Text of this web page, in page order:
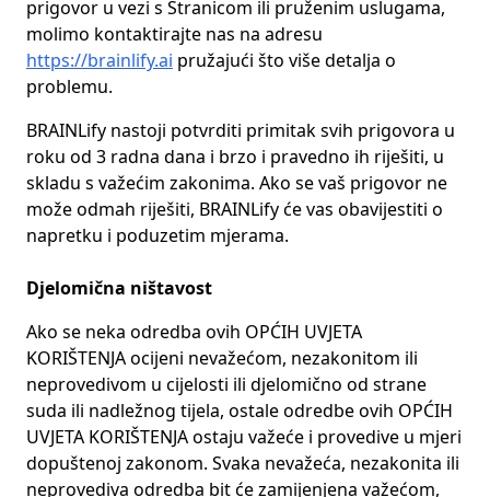
prigovor u vezi s Stranicom ili pruženim uslugama,
molimo kontaktirajte nas na adresu
https://brainlify.ai pružajući što više detalja o
problemu.
BRAINLify nastoji potvrditi primitak svih prigovora u
roku od 3 radna dana i brzo i pravedno ih riješiti, u
skladu s važećim zakonima. Ako se vaš prigovor ne
može odmah riješiti, BRAINLify će vas obavijestiti o
napretku i poduzetim mjerama.
Djelomična ništavost
Ako se neka odredba ovih OPĆIH UVJETA
KORIŠTENJA ocijeni nevažećom, nezakonitom ili
neprovedivom u cijelosti ili djelomično od strane
suda ili nadležnog tijela, ostale odredbe ovih OPĆIH
UVJETA KORIŠTENJA ostaju važeće i provedive u mjeri
dopuštenoj zakonom. Svaka nevažeća, nezakonita ili
neprovediva odredba bit će zamijenjena važećom,